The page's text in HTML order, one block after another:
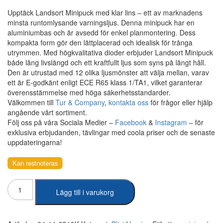
Upptäck Landsort Minipuck med klar lins – ett av marknadens
minsta runtomlysande varningsljus. Denna minipuck har en
aluminiumbas och är avsedd för enkel planmontering. Dess
kompakta form gör den lättplacerad och idealisk för trånga
utrymmen. Med högkvalitativa dioder erbjuder Landsort Minipuck
både lång livslängd och ett kraftfullt ljus som syns på långt håll.
Den är utrustad med 12 olika ljusmönster att välja mellan, varav
ett är E-godkänt enligt ECE R65 klass 1/TA1, vilket garanterar
överensstämmelse med höga säkerhetsstandarder.
Välkommen till Tur & Company, kontakta oss för frågor eller hjälp
angående vårt sortiment.
Följ oss på våra Sociala Medier – Facebook & Instagram – för
exklusiva erbjudanden, tävlingar med coola priser och de senaste
uppdateringarna!
Kan restnoteras
HBA
-
Landsort
Lägg till i varukorg